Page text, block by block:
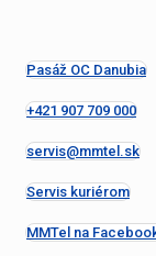
Pasáž OC Danubia
+421 907 709 000
servis@mmtel.sk
Servis kuriérom
MMTel na